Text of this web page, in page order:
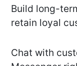
Build long-
retain loyal
Chat with